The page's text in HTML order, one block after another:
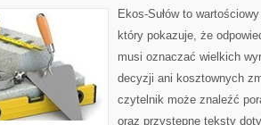
Ekos-Sułów to
który pokazuje, że
musi oznaczać wielkich
decyzji ani kosztownych
czytelnik może znaleźć
oraz przystępne teksty